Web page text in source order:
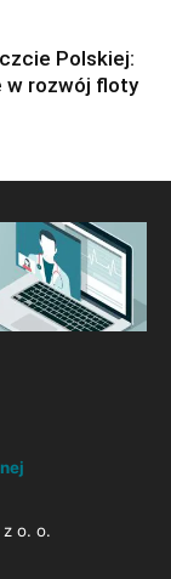
Polskiej:
w rozwój floty
o. o.